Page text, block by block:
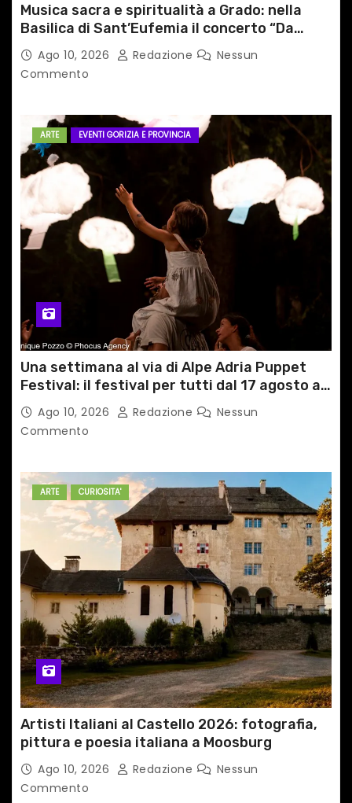
Musica sacra e spiritualità a Grado: nella
Basilica di Sant’Eufemia il concerto “Da
pacem, Domine”
Ago 10, 2026 Redazione
Nessun
Commento
ARTE EVENTI GORIZIA E PROVINCIA
Una settimana al via di Alpe Adria Puppet
Festival: il festival per tutti dal 17 agosto a
GRADO
Ago 10, 2026 Redazione
Nessun
Commento
ARTE CURIOSITA'
Artisti Italiani al Castello 2026: fotografia,
pittura e poesia italiana a Moosburg
Ago 10, 2026 Redazione
Nessun
Commento